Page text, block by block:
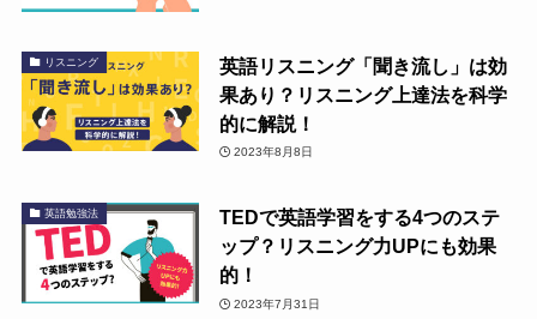
リスニング
英語リスニング「聞き流し」は効
果あり？リスニング上達法を科学
的に解説！
2023年8月8日
英語勉強法
TEDで英語学習をする4つのステ
ップ？リスニング力UPにも効果
的！
2023年7月31日